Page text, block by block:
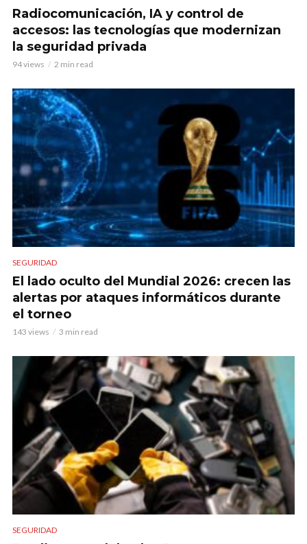
Radiocomunicación, IA y control de
accesos: las tecnologías que modernizan
la seguridad privada
94 views 2 min read
SEGURIDAD
El lado oculto del Mundial 2026: crecen las
alertas por ataques informáticos durante
el torneo
143 views 3 min read
SEGURIDAD